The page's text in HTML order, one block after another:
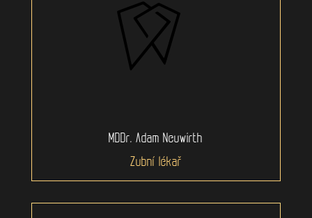
MDDr. Adam Neuwirth
Zubní lékař